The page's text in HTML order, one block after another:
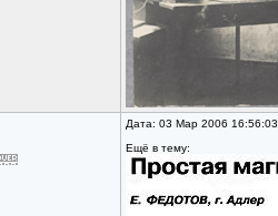
Дата: 03 Мар 2006 16:56:03
Ещё в тему: